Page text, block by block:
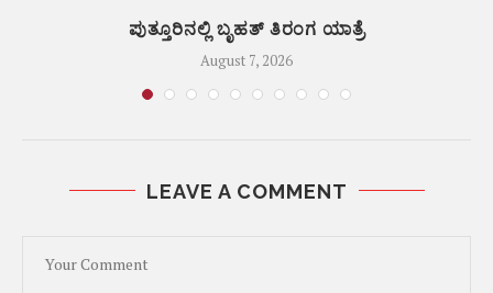
ಪುತ್ತೂರಿನಲ್ಲಿ ಬೃಹತ್ ತಿರಂಗ ಯಾತ್ರೆ
August 7, 2026
LEAVE A COMMENT